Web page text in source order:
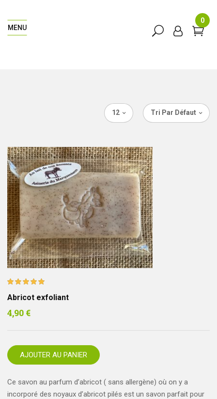
MENU
0
Tri Par Défaut
12
5.00
sur 5
Abricot exfoliant
4,90 €
AJOUTER AU PANIER
Ce savon au parfum d’abricot ( sans allergène) où on y a
incorporé des noyaux d’abricot pilés est un savon parfait pour